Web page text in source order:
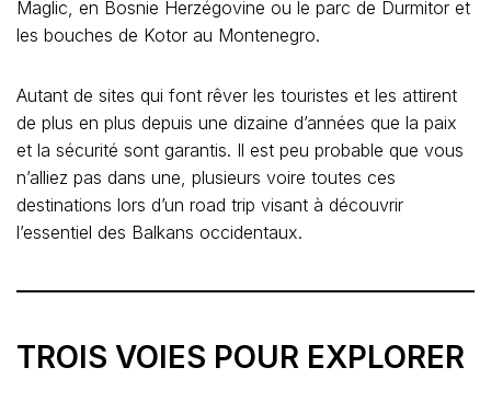
Maglic, en Bosnie Herzégovine ou le parc de Durmitor et
les bouches de Kotor au Montenegro.
Autant de sites qui font rêver les touristes et les attirent
de plus en plus depuis une dizaine d’années que la paix
et la sécurité sont garantis. Il est peu probable que vous
n’alliez pas dans une, plusieurs voire toutes ces
destinations lors d’un road trip visant à découvrir
l’essentiel des Balkans occidentaux.
TROIS VOIES POUR EXPLORER